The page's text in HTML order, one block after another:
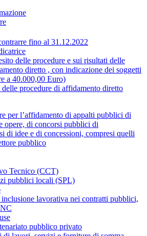
fino al 31.12.2022
delle procedure e sui risultati delle
diretto , con indicazione dei soggetti
a 40.000,00 Euro)
procedure di affidamento diretto
per l’affidamento di appalti pubblici di
opere, di concorsi pubblici di
di idee e di concessioni, compresi quelli
pubblico
Tecnico (CCT)
pubblici locali (SPL)
lavorativa nei contratti pubblici,
pubblico privato